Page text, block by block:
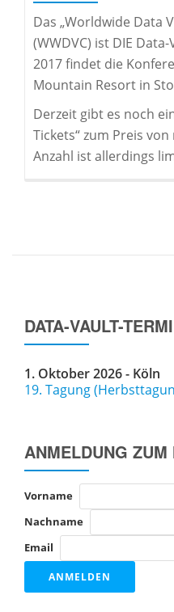
Das „Worldwide Data
(WWDVC) ist DIE
2017 findet die
Mountain Resort in
Derzeit gibt es noch
Tickets“ zum Preis
Anzahl ist allerdings
DATA-VAULT-
1. Oktober 2026 - Köln
19. Tagung
ANMELDUNG ZUM
Vorname
Nachname
Email